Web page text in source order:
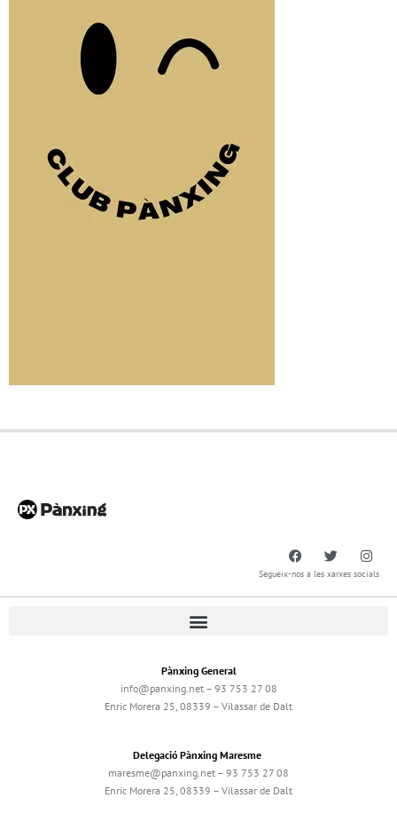
Segueix-nos a les xarxes socials
Pànxing General
info@panxing.net – 93 753 27 08
Enric Morera 25, 08339 – Vilassar de Dalt
Delegació Pànxing Maresme
maresme@panxing.net – 93 753 27 08
Enric Morera 25, 08339 – Vilassar de Dalt